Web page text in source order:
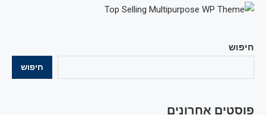
חיפוש
חיפוש
פוסטים אחרונים